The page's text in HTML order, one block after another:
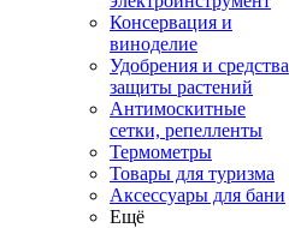
Консервация и
виноделие
Удобрения и средства
защиты растений
Антимоскитные
сетки, репелленты
Термометры
Товары для туризма
Аксессуары для бани
Ещё